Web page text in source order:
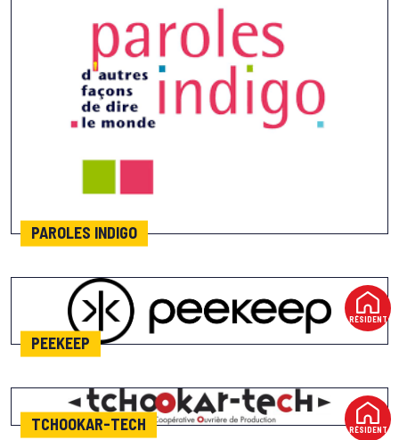
PAROLES INDIGO
RÉSIDENT
PEEKEEP
RÉSIDENT
TCHOOKAR-TECH